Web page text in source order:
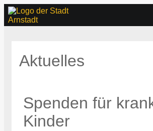
Aktuelles
Spenden für
Kinder